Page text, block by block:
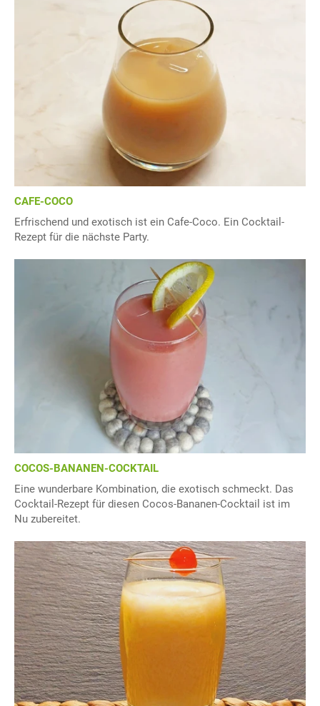
CAFE-COCO
Erfrischend und exotisch ist ein Cafe-Coco. Ein Cocktail-
Rezept für die nächste Party.
COCOS-BANANEN-COCKTAIL
Eine wunderbare Kombination, die exotisch schmeckt. Das
Cocktail-Rezept für diesen Cocos-Bananen-Cocktail ist im
Nu zubereitet.